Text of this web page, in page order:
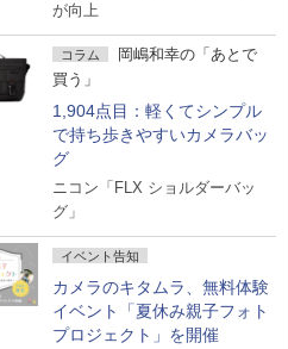
が向上
コラム
岡嶋和幸の「あとで
買う」
1,904点目：軽くてシンプル
で持ち歩きやすいカメラバッ
グ
ニコン「FLX ショルダーバッ
グ」
イベント告知
カメラのキタムラ、無料体験
イベント「夏休み親子フォト
プロジェクト」を開催